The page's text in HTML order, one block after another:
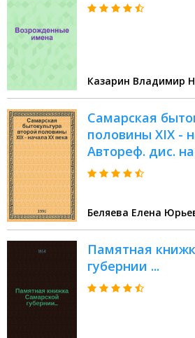
Казарин Владимир
Самарская
половины XIX -
Автореф. дис.
степ. к.ист.н. :
Беляева Елена
Памятная
губернии ...